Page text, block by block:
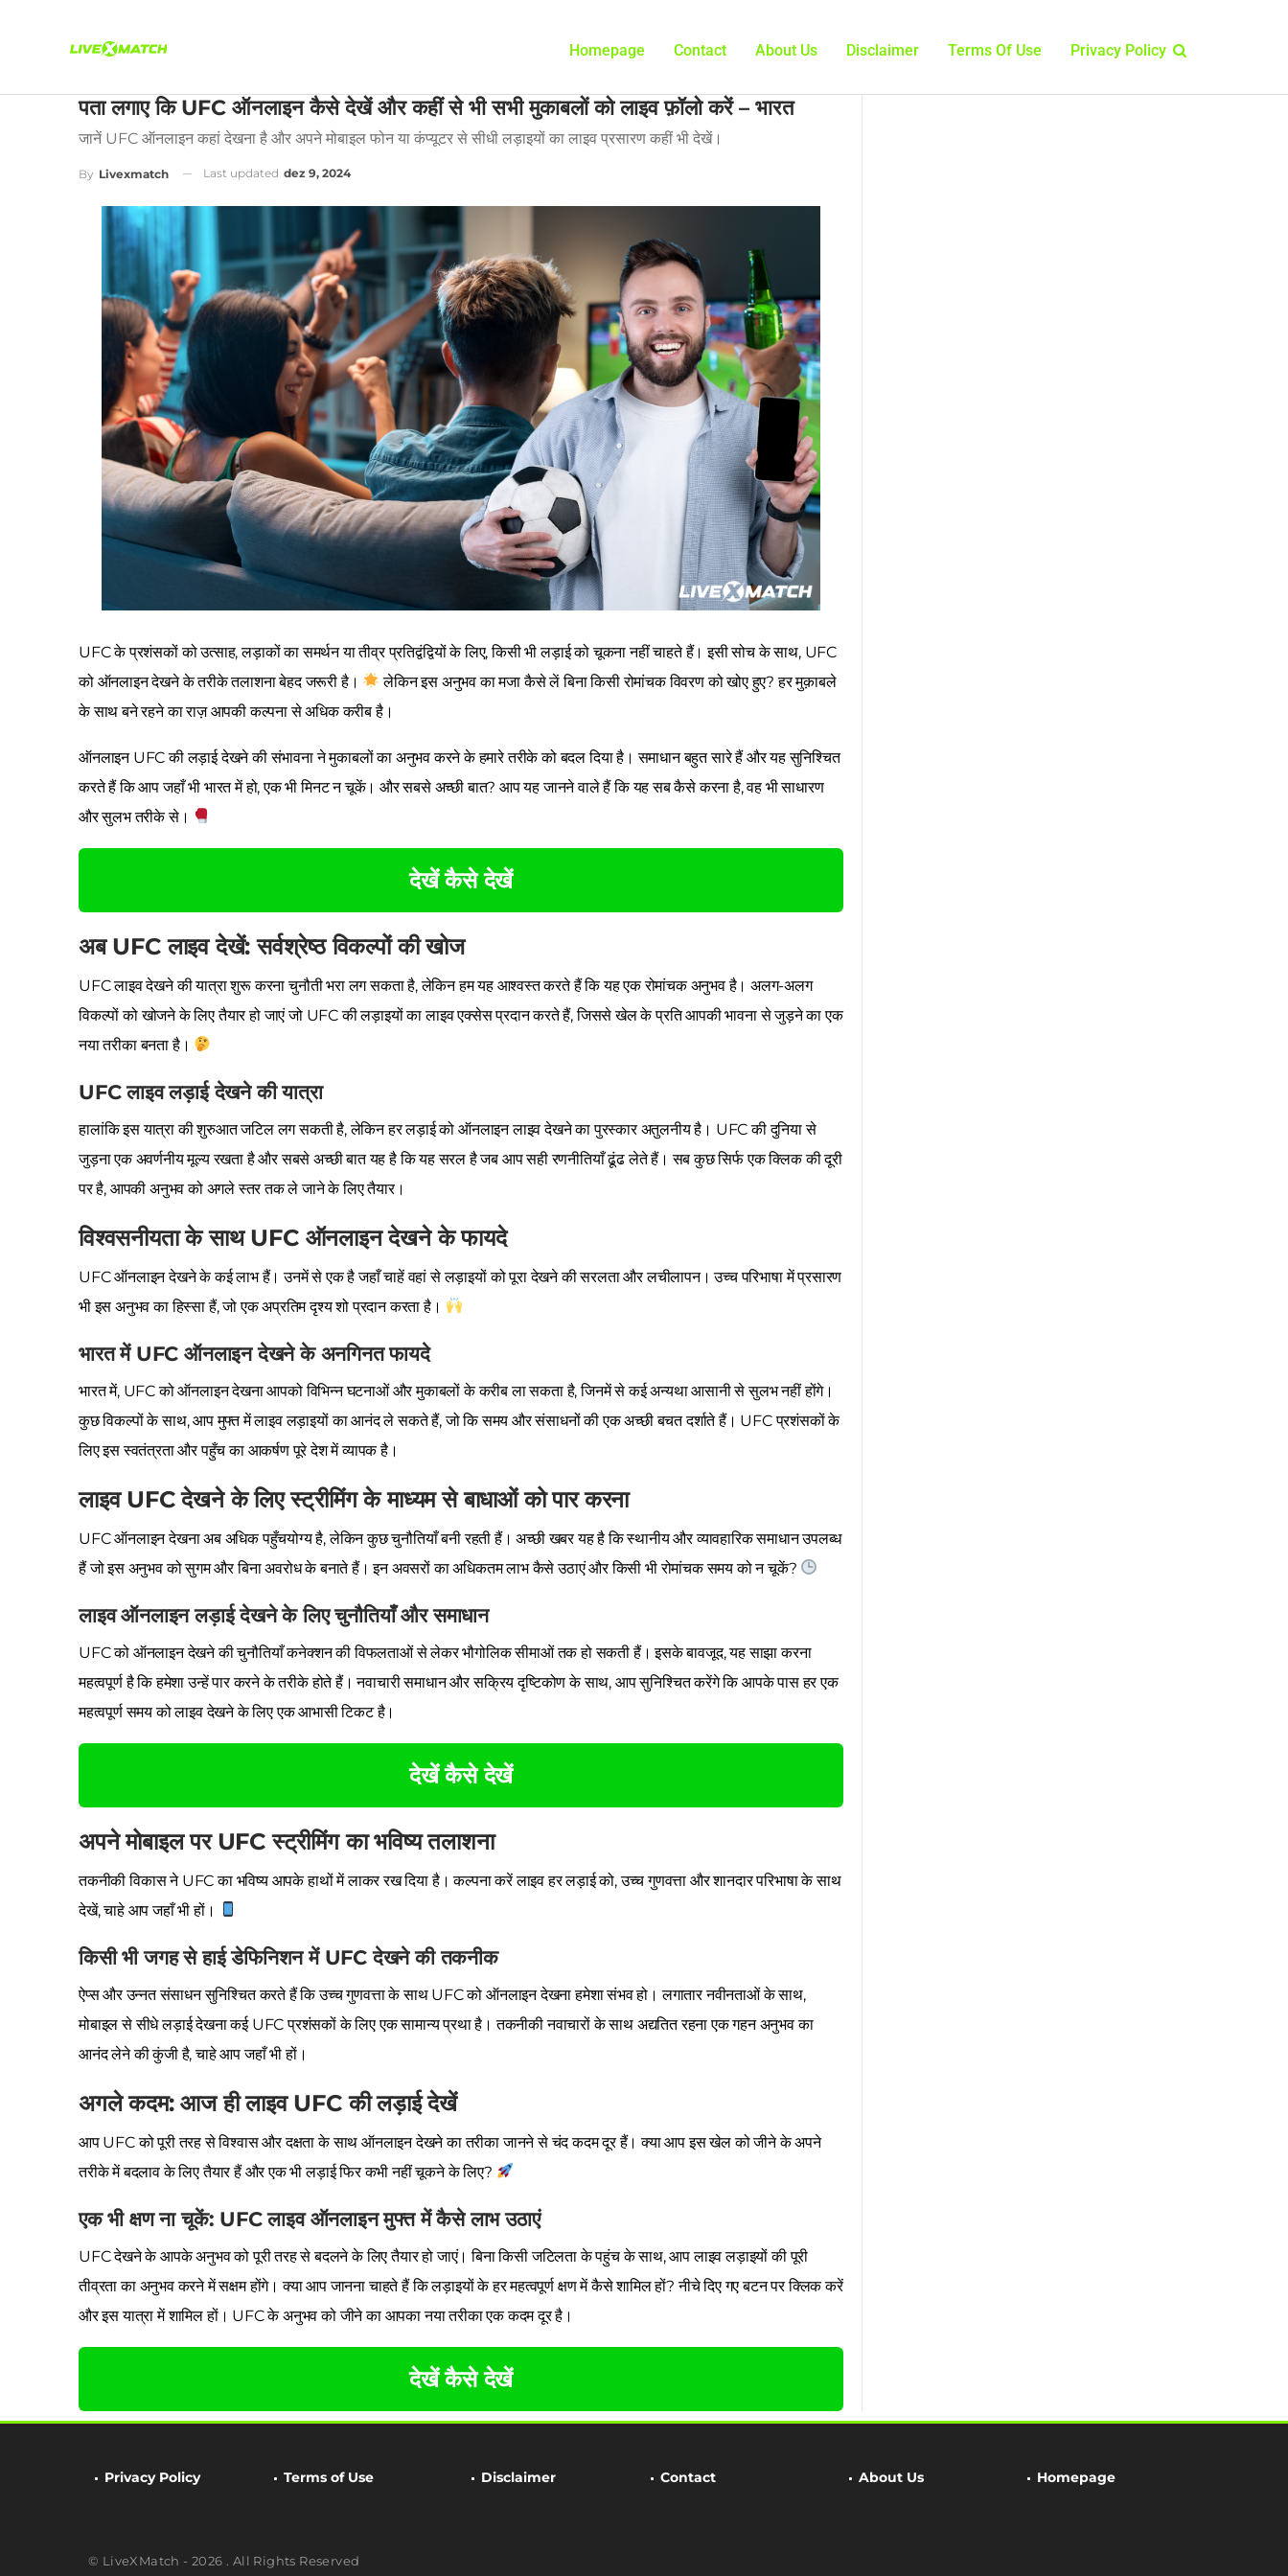
Homepage Contact About Us Disclaimer Terms Of Use Privacy Policy
पता लगाए कि UFC ऑनलाइन कैसे देखें और कहीं से भी सभी मुकाबलों को लाइव फ़ॉलो करें – भारत
जानें UFC ऑनलाइन कहां देखना है और अपने मोबाइल फोन या कंप्यूटर से सीधी लड़ाइयों का लाइव प्रसारण कहीं भी देखें।
By Livexmatch Last updated dez 9, 2024
UFC के प्रशंसकों को उत्साह, लड़ाकों का समर्थन या तीव्र प्रतिद्वंद्वियों के लिए, किसी भी लड़ाई को चूकना नहीं चाहते हैं। इसी सोच के साथ, UFC
को ऑनलाइन देखने के तरीके तलाशना बेहद जरूरी है।
लेकिन इस अनुभव का मजा कैसे लें बिना किसी रोमांचक विवरण को खोए हुए? हर मुक़ाबले
के साथ बने रहने का राज़ आपकी कल्पना से अधिक करीब है।
ऑनलाइन UFC की लड़ाई देखने की संभावना ने मुकाबलों का अनुभव करने के हमारे तरीके को बदल दिया है। समाधान बहुत सारे हैं और यह सुनिश्चित
करते हैं कि आप जहाँ भी भारत में हो, एक भी मिनट न चूकें। और सबसे अच्छी बात? आप यह जानने वाले हैं कि यह सब कैसे करना है, वह भी साधारण
और सुलभ तरीके से।
देखें कैसे देखें
अब UFC लाइव देखें: सर्वश्रेष्ठ विकल्पों की खोज
UFC लाइव देखने की यात्रा शुरू करना चुनौती भरा लग सकता है, लेकिन हम यह आश्वस्त करते हैं कि यह एक रोमांचक अनुभव है। अलग-अलग
विकल्पों को खोजने के लिए तैयार हो जाएं जो UFC की लड़ाइयों का लाइव एक्सेस प्रदान करते हैं, जिससे खेल के प्रति आपकी भावना से जुड़ने का एक
नया तरीका बनता है।
UFC लाइव लड़ाई देखने की यात्रा
हालांकि इस यात्रा की शुरुआत जटिल लग सकती है, लेकिन हर लड़ाई को ऑनलाइन लाइव देखने का पुरस्कार अतुलनीय है। UFC की दुनिया से
जुड़ना एक अवर्णनीय मूल्य रखता है और सबसे अच्छी बात यह है कि यह सरल है जब आप सही रणनीतियाँ ढूंढ लेते हैं। सब कुछ सिर्फ एक क्लिक की दूरी
पर है, आपकी अनुभव को अगले स्तर तक ले जाने के लिए तैयार।
विश्वसनीयता के साथ UFC ऑनलाइन देखने के फायदे
UFC ऑनलाइन देखने के कई लाभ हैं। उनमें से एक है जहाँ चाहें वहां से लड़ाइयों को पूरा देखने की सरलता और लचीलापन। उच्च परिभाषा में प्रसारण
भी इस अनुभव का हिस्सा हैं, जो एक अप्रतिम दृश्य शो प्रदान करता है।
भारत में UFC ऑनलाइन देखने के अनगिनत फायदे
भारत में, UFC को ऑनलाइन देखना आपको विभिन्न घटनाओं और मुकाबलों के करीब ला सकता है, जिनमें से कई अन्यथा आसानी से सुलभ नहीं होंगे।
कुछ विकल्पों के साथ, आप मुफ्त में लाइव लड़ाइयों का आनंद ले सकते हैं, जो कि समय और संसाधनों की एक अच्छी बचत दर्शाते हैं। UFC प्रशंसकों के
लिए इस स्वतंत्रता और पहुँच का आकर्षण पूरे देश में व्यापक है।
लाइव UFC देखने के लिए स्ट्रीमिंग के माध्यम से बाधाओं को पार करना
UFC ऑनलाइन देखना अब अधिक पहुँचयोग्य है, लेकिन कुछ चुनौतियाँ बनी रहती हैं। अच्छी खबर यह है कि स्थानीय और व्यावहारिक समाधान उपलब्ध
हैं जो इस अनुभव को सुगम और बिना अवरोध के बनाते हैं। इन अवसरों का अधिकतम लाभ कैसे उठाएं और किसी भी रोमांचक समय को न चूकें?
लाइव ऑनलाइन लड़ाई देखने के लिए चुनौतियाँ और समाधान
UFC को ऑनलाइन देखने की चुनौतियाँ कनेक्शन की विफलताओं से लेकर भौगोलिक सीमाओं तक हो सकती हैं। इसके बावजूद, यह साझा करना
महत्वपूर्ण है कि हमेशा उन्हें पार करने के तरीके होते हैं। नवाचारी समाधान और सक्रिय दृष्टिकोण के साथ, आप सुनिश्चित करेंगे कि आपके पास हर एक
महत्वपूर्ण समय को लाइव देखने के लिए एक आभासी टिकट है।
देखें कैसे देखें
अपने मोबाइल पर UFC स्ट्रीमिंग का भविष्य तलाशना
तकनीकी विकास ने UFC का भविष्य आपके हाथों में लाकर रख दिया है। कल्पना करें लाइव हर लड़ाई को, उच्च गुणवत्ता और शानदार परिभाषा के साथ
देखें, चाहे आप जहाँ भी हों।
किसी भी जगह से हाई डेफिनिशन में UFC देखने की तकनीक
ऐप्स और उन्नत संसाधन सुनिश्चित करते हैं कि उच्च गुणवत्ता के साथ UFC को ऑनलाइन देखना हमेशा संभव हो। लगातार नवीनताओं के साथ,
मोबाइल से सीधे लड़ाई देखना कई UFC प्रशंसकों के लिए एक सामान्य प्रथा है। तकनीकी नवाचारों के साथ अद्यतित रहना एक गहन अनुभव का
आनंद लेने की कुंजी है, चाहे आप जहाँ भी हों।
अगले कदम: आज ही लाइव UFC की लड़ाई देखें
आप UFC को पूरी तरह से विश्वास और दक्षता के साथ ऑनलाइन देखने का तरीका जानने से चंद कदम दूर हैं। क्या आप इस खेल को जीने के अपने
तरीके में बदलाव के लिए तैयार हैं और एक भी लड़ाई फिर कभी नहीं चूकने के लिए?
एक भी क्षण ना चूकें: UFC लाइव ऑनलाइन मुफ्त में कैसे लाभ उठाएं
UFC देखने के आपके अनुभव को पूरी तरह से बदलने के लिए तैयार हो जाएं। बिना किसी जटिलता के पहुंच के साथ, आप लाइव लड़ाइयों की पूरी
तीव्रता का अनुभव करने में सक्षम होंगे। क्या आप जानना चाहते हैं कि लड़ाइयों के हर महत्वपूर्ण क्षण में कैसे शामिल हों? नीचे दिए गए बटन पर क्लिक करें
और इस यात्रा में शामिल हों। UFC के अनुभव को जीने का आपका नया तरीका एक कदम दूर है।
देखें कैसे देखें
Privacy Policy Terms of Use Disclaimer Contact About Us Homepage
© LiveXMatch - 2026 . All Rights Reserved